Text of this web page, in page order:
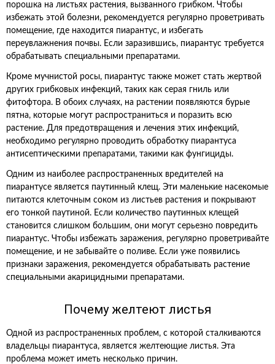
порошка на листьях растения, вызванного грибком. Чтобы
избежать этой болезни, рекомендуется регулярно проветривать
помещение, где находится пиарантус, и избегать
переувлажнения почвы. Если заразившись, пиарантус требуется
обрабатывать специальными препаратами.
Кроме мучнистой росы, пиарантус также может стать жертвой
других грибковых инфекций, таких как серая гниль или
фитофтора. В обоих случаях, на растении появляются бурые
пятна, которые могут распространиться и поразить всю
растение. Для предотвращения и лечения этих инфекций,
необходимо регулярно проводить обработку пиарантуса
антисептическими препаратами, такими как фунгициды.
Одним из наиболее распространенных вредителей на
пиарантусе является паутинный клещ. Эти маленькие насекомые
питаются клеточным соком из листьев растения и покрывают
его тонкой паутиной. Если количество паутинных клещей
становится слишком большим, они могут серьезно повредить
пиарантус. Чтобы избежать заражения, регулярно проветривайте
помещение, и не забывайте о поливе. Если уже появились
признаки заражения, рекомендуется обрабатывать растение
специальными акарицидными препаратами.
Почему желтеют листья
Одной из распространенных проблем, с которой сталкиваются
владельцы пиарантуса, является желтеющие листья. Эта
проблема может иметь несколько причин.